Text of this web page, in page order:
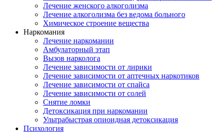
Лечение женского алкоголизма
Лечение алкоголизма без ведома больного
Химическое строение вещества
Наркомания
Лечение наркомании
Амбулаторный этап
Вызов нарколога
Лечение зависимости от лирики
Лечение зависимости от аптечных наркотиков
Лечение зависимости от спайса
Лечение зависимости от солей
Снятие ломки
Детоксикация при наркомании
Ультрабыстрая опиоидная детоксикация
Психология